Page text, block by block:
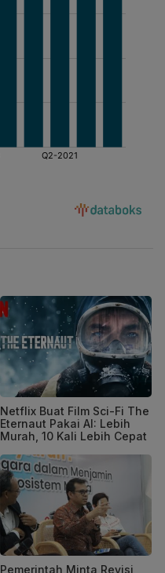
Netflix Buat Film Sci-Fi The
Eternaut Pakai AI: Lebih
Murah, 10 Kali Lebih Cepat
Pemerintah Minta Revisi